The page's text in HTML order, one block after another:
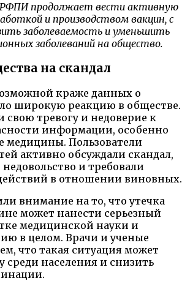
РФПИ продолжает вести активную
и производством вакцин, с
заболеваемость и уменьшить
заболеваний на общество.
на скандал
краже данных о
широкую реакцию в обществе.
тревогу и недоверие к
информации, особенно
медицины. Пользователи
активно обсуждали скандал,
и требовали
в отношении виновных.
внимание на то, что утечка
может нанести серьезный
медицинской науки и
в целом. Врачи и ученые
что такая ситуация может
среди населения и снизить